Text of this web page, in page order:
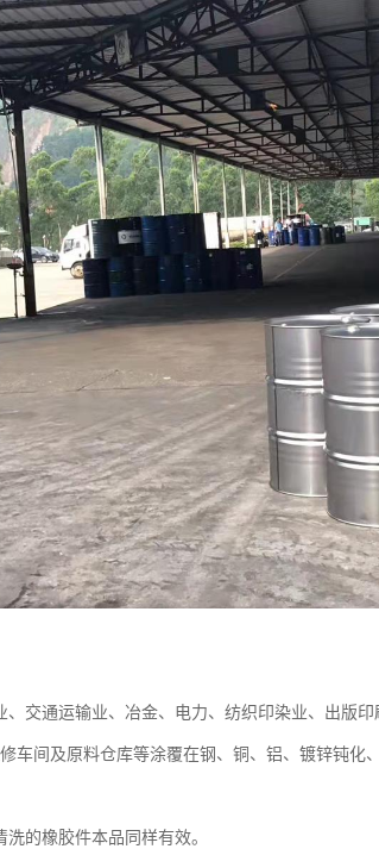
、交通运输业、冶金、电力、纺织印染业、出版
车间及原料仓库等涂覆在钢、铜、铝、镀锌钝化
的橡胶件本品同样有效。